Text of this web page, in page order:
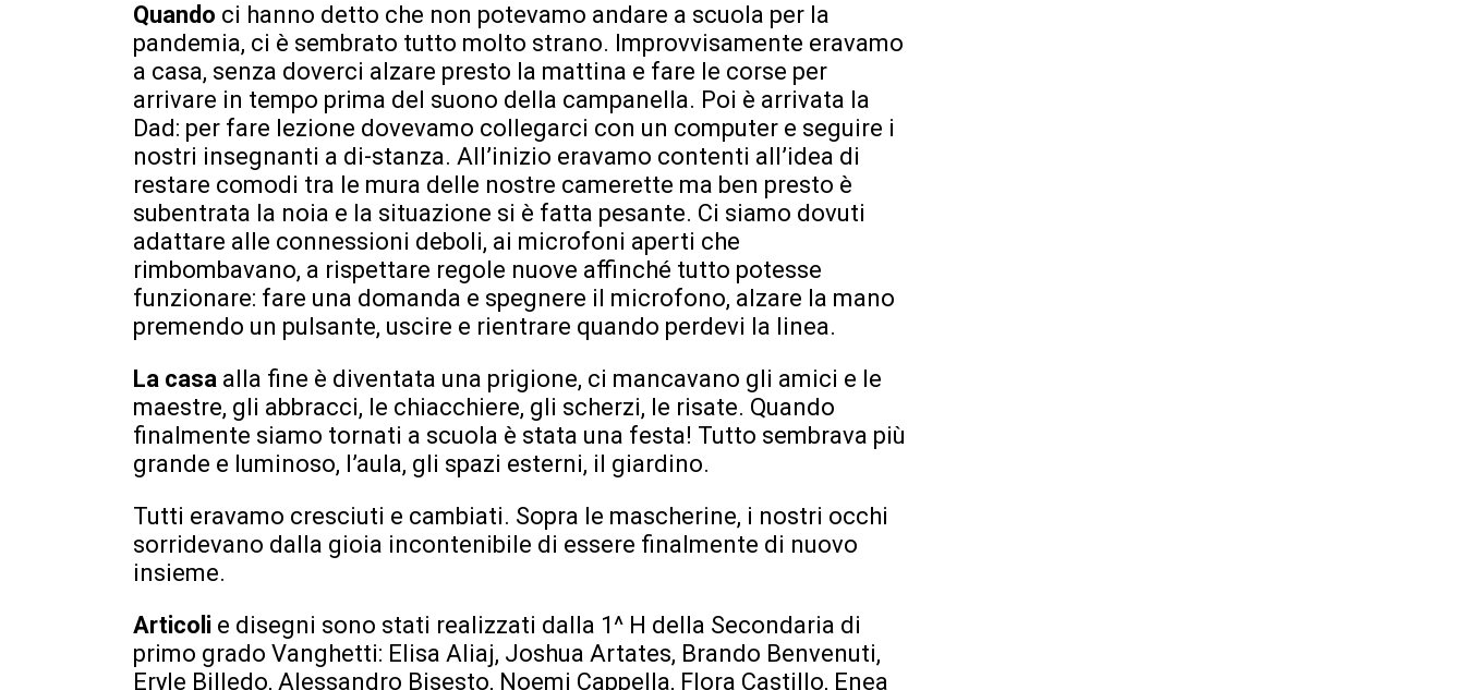
Quando ci hanno detto che non potevamo andare a scuola per la
pandemia, ci è sembrato tutto molto strano. Improvvisamente eravamo
a casa, senza doverci alzare presto la mattina e fare le corse per
arrivare in tempo prima del suono della campanella. Poi è arrivata la
Dad: per fare lezione dovevamo collegarci con un computer e seguire i
nostri insegnanti a di-stanza. All’inizio eravamo contenti all’idea di
restare comodi tra le mura delle nostre camerette ma ben presto è
subentrata la noia e la situazione si è fatta pesante. Ci siamo dovuti
adattare alle connessioni deboli, ai microfoni aperti che
rimbombavano, a rispettare regole nuove affinché tutto potesse
funzionare: fare una domanda e spegnere il microfono, alzare la mano
premendo un pulsante, uscire e rientrare quando perdevi la linea.
La casa alla fine è diventata una prigione, ci mancavano gli amici e le
maestre, gli abbracci, le chiacchiere, gli scherzi, le risate. Quando
finalmente siamo tornati a scuola è stata una festa! Tutto sembrava più
grande e luminoso, l’aula, gli spazi esterni, il giardino.
Tutti eravamo cresciuti e cambiati. Sopra le mascherine, i nostri occhi
sorridevano dalla gioia incontenibile di essere finalmente di nuovo
insieme.
Articoli e disegni sono stati realizzati dalla 1^ H della Secondaria di
primo grado Vanghetti: Elisa Aliaj, Joshua Artates, Brando Benvenuti,
Eryle Billedo, Alessandro Bisesto, Noemi Cappella, Flora Castillo, Enea